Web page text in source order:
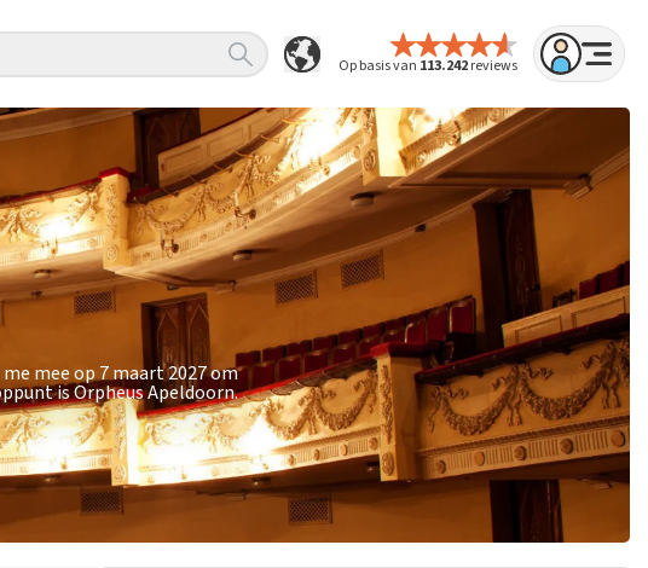
Op basis van 113.242reviews
mee op 7 maart 2027 om
is Orpheus Apeldoorn.